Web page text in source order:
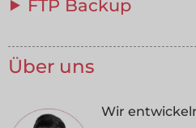
⯈ FTP Backup
Über uns
Wir